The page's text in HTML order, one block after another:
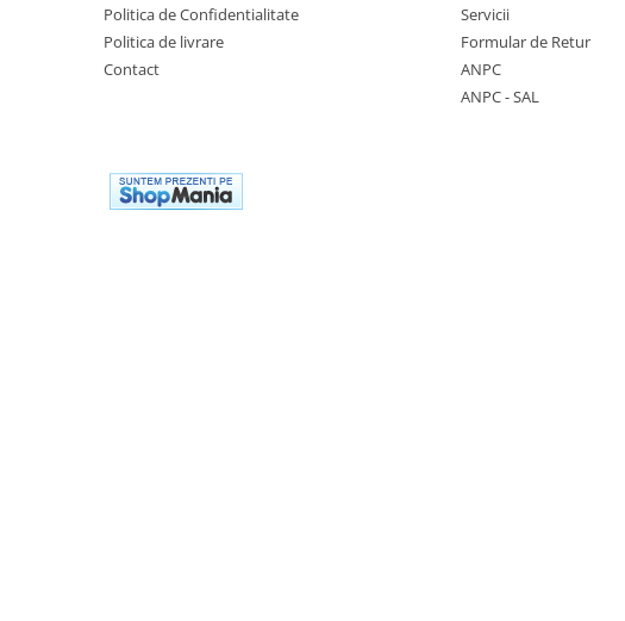
Curatenie si igiena
Protectia capului
Politica de Confidentialitate
Politica de livrare
Contact
Servicii
Formular de Retur
ANPC
ANPC - SAL